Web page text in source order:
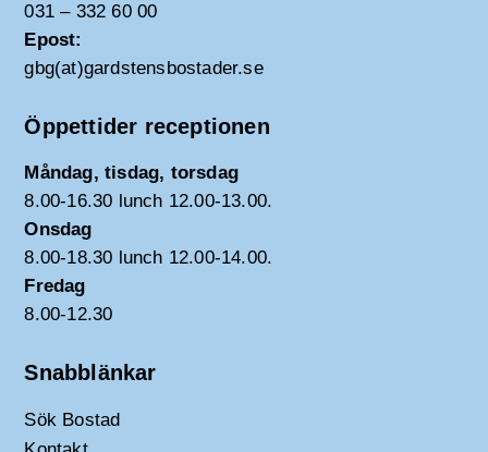
031 – 332 60 00
Epost:
gbg(at)gardstensbostader.se
Öppettider receptionen
Måndag, tisdag, torsdag
8.00-16.30 lunch 12.00-13.00.
Onsdag
8.00-18.30 lunch 12.00-14.00.
Fredag
8.00-12.30
Snabblänkar
Sök Bostad